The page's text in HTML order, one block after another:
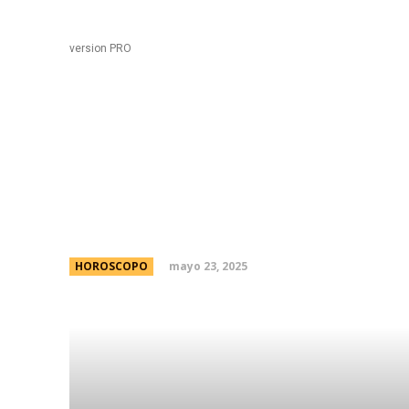
version PRO
HOROSCOPO mayo 23, 2025